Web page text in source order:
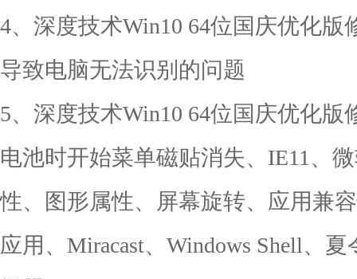
4、深度技术Win10 64位国庆优化
导致电脑无法识别的问题
5、深度技术Win10 64位国庆优化
电池时开始菜单磁贴消失、IE11、
性、图形属性、屏幕旋转、应用兼
应用、Miracast、Windows Shell、